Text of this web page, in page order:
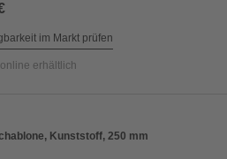
im Markt prüfen
erhältlich
Kunststoff, 250 mm